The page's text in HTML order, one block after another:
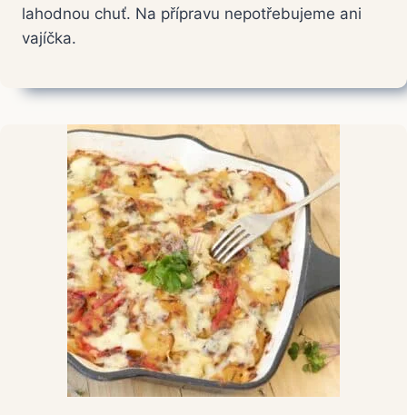
lahodnou chuť. Na přípravu nepotřebujeme ani
vajíčka.